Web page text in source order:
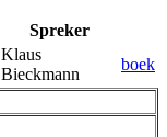
Spreker
Klaus
Bieckmann
boek